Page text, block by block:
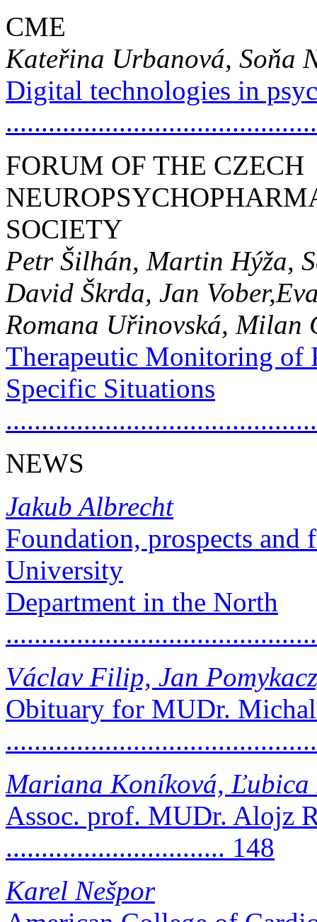
CME
Kateřina Urbanová, Soňa
Digital technologies in
FORUM OF THE CZECH
SOCIETY
Petr Šilhán, Martin Hýža,
David Škrda, Jan
Romana Uřinovská, Milan
Therapeutic Monitoring of
Specific Situations
NEWS
Jakub Albrecht
Foundation, prospects and
University
Department in the North
Václav Filip, Jan
Obituary for MUDr.
Mariana Koníková, Ľubica
Assoc. prof. MUDr. Alojz
............................... 148
Karel Nešpor